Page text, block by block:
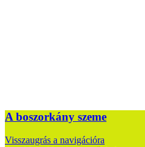
A boszorkány szeme
Visszaugrás a navigációra